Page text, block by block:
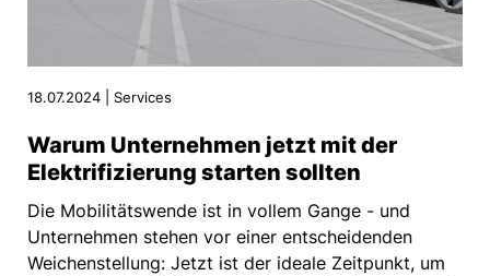
18.07.2024 | Services
Warum Unternehmen jetzt mit der
Elektrifizierung starten sollten
Die Mobilitätswende ist in vollem Gange - und
Unternehmen stehen vor einer entscheidenden
Weichenstellung: Jetzt ist der ideale Zeitpunkt, um